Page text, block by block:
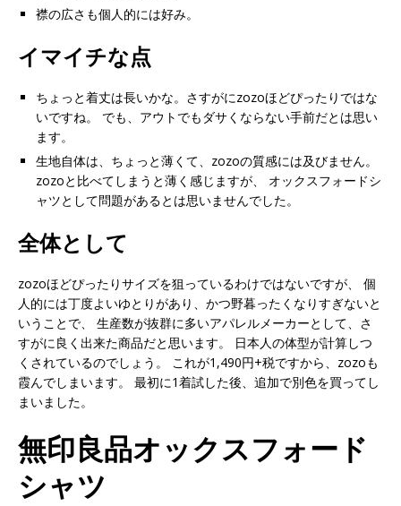
襟の広さも個人的には好み。
イマイチな点
ちょっと着丈は長いかな。さすがにzozoほどぴったりではな
いですね。 でも、アウトでもダサくならない手前だとは思い
ます。
生地自体は、ちょっと薄くて、zozoの質感には及びません。
zozoと比べてしまうと薄く感じますが、 オックスフォードシ
ャツとして問題があるとは思いませんでした。
全体として
zozoほどぴったりサイズを狙っているわけではないですが、 個
人的には丁度よいゆとりがあり、かつ野暮ったくなりすぎないと
いうことで、 生産数が抜群に多いアパレルメーカーとして、さ
すがに良く出来た商品だと思います。 日本人の体型が計算しつ
くされているのでしょう。 これが1,490円+税ですから、zozoも
霞んでしまいます。 最初に1着試した後、追加で別色を買ってし
まいました。
無印良品オックスフォード
シャツ